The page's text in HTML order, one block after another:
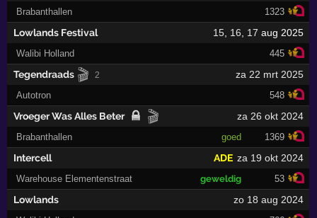
Brabanthallen 1323
Lowlands Festival 15, 16 17 aug 2025
Walibi Holland 445
Tegendraads 🎬 2 za 22 mrt 2025
Autotron 548
Vroeger Was Alles Beter 🎬 za 26 okt 2024
Brabanthallen goed 1369
Intercell za 19 okt 2024
ADE
Warehouse Elementenstraat geweldig 53
Lowlands zo 18 aug 2024